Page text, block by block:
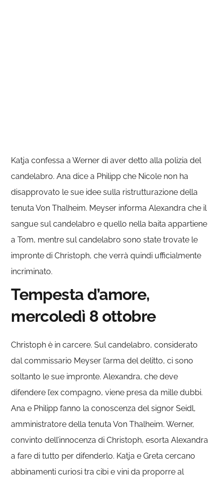
Katja confessa a Werner di aver detto alla polizia del
candelabro. Ana dice a Philipp che Nicole non ha
disapprovato le sue idee sulla ristrutturazione della
tenuta Von Thalheim. Meyser informa Alexandra che il
sangue sul candelabro e quello nella baita appartiene
a Tom, mentre sul candelabro sono state trovate le
impronte di Christoph, che verrà quindi ufficialmente
incriminato.
Tempesta d’amore,
mercoledì 8 ottobre
Christoph è in carcere. Sul candelabro, considerato
dal commissario Meyser l’arma del delitto, ci sono
soltanto le sue impronte. Alexandra, che deve
difendere l’ex compagno, viene presa da mille dubbi.
Ana e Philipp fanno la conoscenza del signor Seidl,
amministratore della tenuta Von Thalheim. Werner,
convinto dell’innocenza di Christoph, esorta Alexandra
a fare di tutto per difenderlo. Katja e Greta cercano
abbinamenti curiosi tra cibi e vini da proporre al